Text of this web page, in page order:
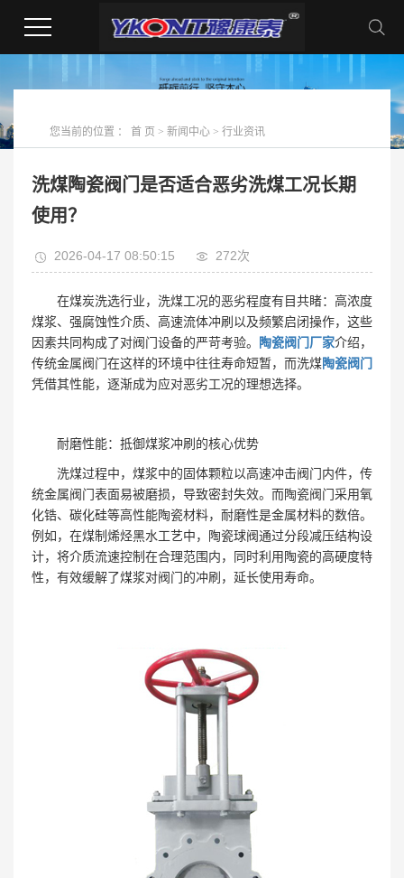
您当前的位置 ： 首 页 > 新闻中心 > 行业资讯
洗煤陶瓷阀门是否适合恶劣洗煤工况长期
使用？
2026-04-17 08:50:15 272次
在煤炭洗选行业，洗煤工况的恶劣程度有目共睹：高浓度
煤浆、强腐蚀性介质、高速流体冲刷以及频繁启闭操作，这些
因素共同构成了对阀门设备的严苛考验。
陶瓷阀门厂家介绍，
传统金属阀门在这样的环境中往往寿命短暂，而洗煤陶瓷阀门
凭借其性能，逐渐成为应对恶劣工况的理想选择。
耐磨性能：抵御煤浆冲刷的核心优势
洗煤过程中，煤浆中的固体颗粒以高速冲击阀门内件，传
统金属阀门表面易被磨损，导致密封失效。而陶瓷阀门采用氧
化锆、碳化硅等高性能陶瓷材料，耐磨性是金属材料的数倍。
例如，在煤制烯烃黑水工艺中，陶瓷球阀通过分段减压结构设
计，将介质流速控制在合理范围内，同时利用陶瓷的高硬度特
性，有效缓解了煤浆对阀门的冲刷，延长使用寿命。